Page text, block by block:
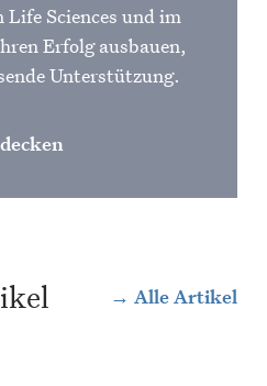
Sciences und im
Erfolg ausbauen,
Unterstützung.
Alle Artikel